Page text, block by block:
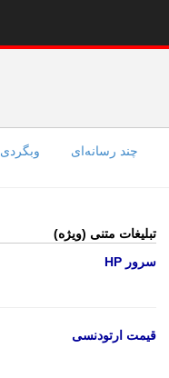
چند رسانه‌ای وبگردی
تبلیغات متنی (ویژه)
سرور HP
قیمت ارتودنسی